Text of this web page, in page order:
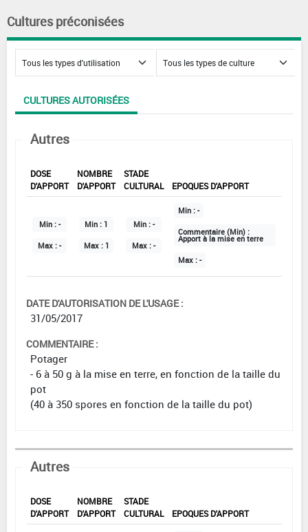
Cultures préconisées
CULTURES AUTORISÉES
Autres
DOSE
D'APPORT
NOMBRE
D'APPORT
STADE
CULTURAL
EPOQUES D'APPORT
Min : -
Max : -
Min : 1
Max : 1
Min : -
Max : -
Min : -
Commentaire (Min) :
Apport à la mise en terre
Max : -
DATE D'AUTORISATION DE L'USAGE :
31/05/2017
COMMENTAIRE :
Potager
- 6 à 50 g à la mise en terre, en fonction de la taille du
pot
(40 à 350 spores en fonction de la taille du pot)
Autres
DOSE
D'APPORT
NOMBRE
D'APPORT
STADE
CULTURAL
EPOQUES D'APPORT